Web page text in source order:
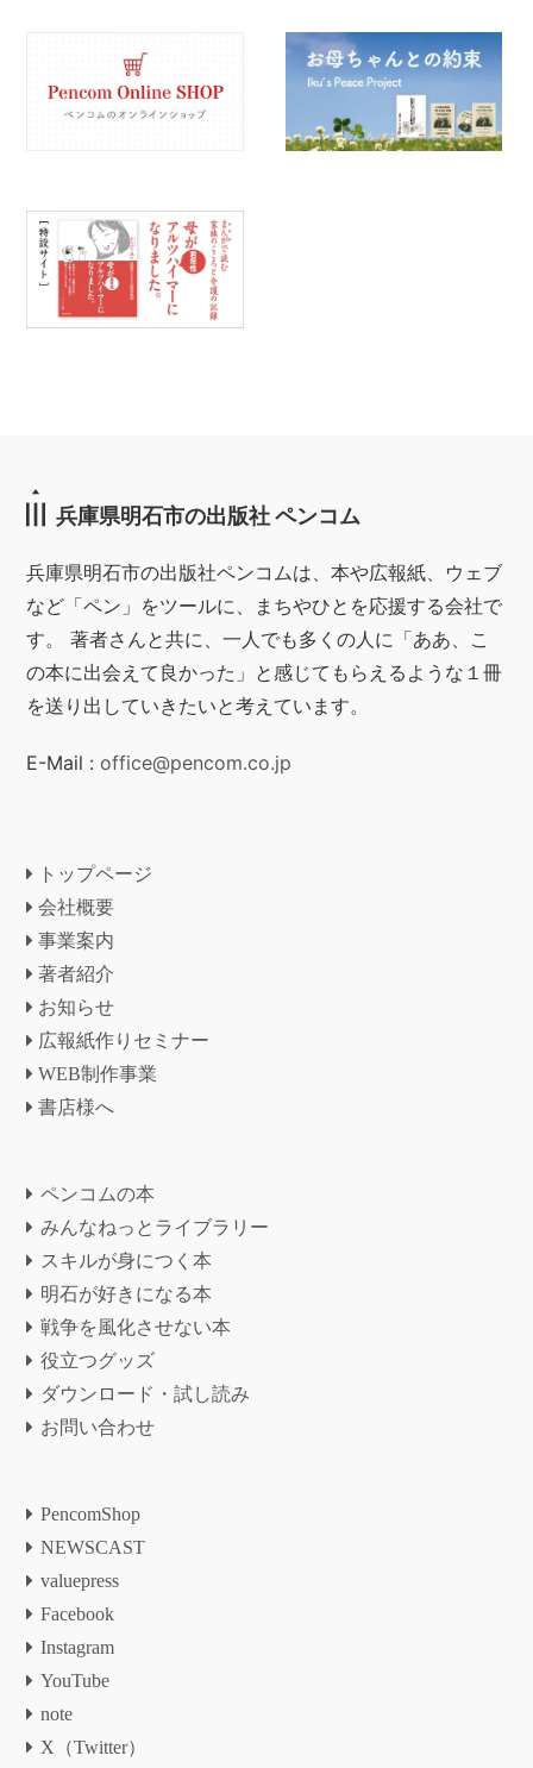
兵庫県明石市の出版社 ペンコム
兵庫県明石市の出版社ペンコムは、本や広報紙、ウェブ
など「ペン」をツールに、まちやひとを応援する会社で
す。 著者さんと共に、一人でも多くの人に「ああ、こ
の本に出会えて良かった」と感じてもらえるような１冊
を送り出していきたいと考えています。
E-Mail :office@pencom.co.jp
トップページ
会社概要
事業案内
著者紹介
お知らせ
広報紙作りセミナー
WEB制作事業
書店様へ
ペンコムの本
みんなねっとライブラリー
スキルが身につく本
明石が好きになる本
戦争を風化させない本
役立つグッズ
ダウンロード・試し読み
お問い合わせ
PencomShop
NEWSCAST
valuepress
Facebook
Instagram
YouTube
note
X（Twitter）